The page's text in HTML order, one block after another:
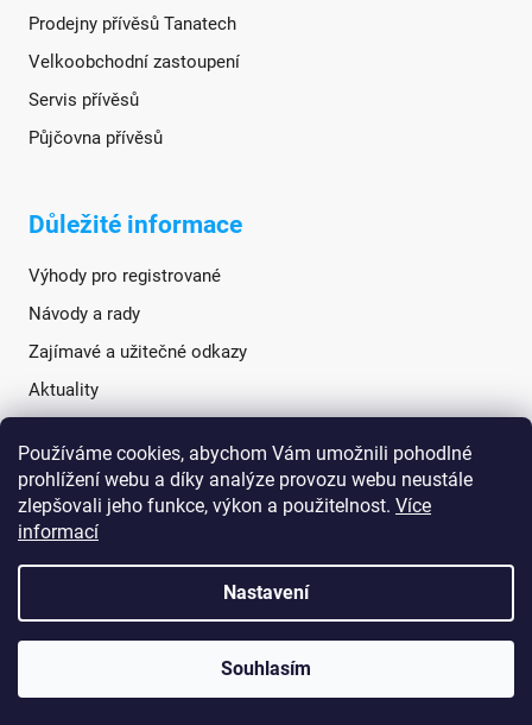
Používáme cookies, abychom Vám umožnili pohodlné
prohlížení webu a díky analýze provozu webu neustále
zlepšovali jeho funkce, výkon a použitelnost. Více
informací
Nastavení
Souhlasím
Prodejny přívěsů Tanatech
Velkoobchodní zastoupení
Servis přívěsů
Půjčovna přívěsů
Důležité informace
Výhody pro registrované
Návody a rady
Zajímavé a užitečné odkazy
Aktuality
Sociální sítě
Vytvořil Shoptet
Copyright 2026TANATECH.cz. Všechna práva vyhrazena.